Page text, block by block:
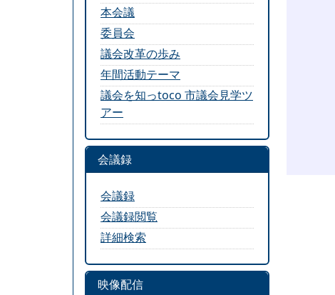
本会議
委員会
議会改革の歩み
年間活動テーマ
議会を知っtoco 市議会見学ツ
アー
会議録
会議録
会議録閲覧
詳細検索
映像配信